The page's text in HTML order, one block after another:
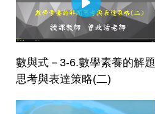
數與式－3-6.數學素養的解題
思考與表達策略(二)